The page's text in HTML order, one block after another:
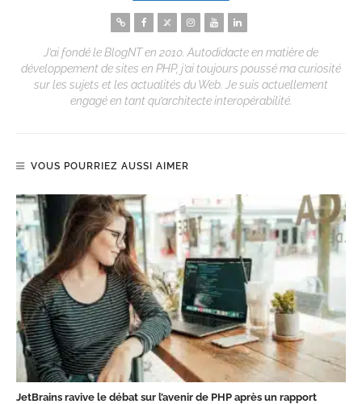
J’ai fondé le BlogNT en 2010. Autodidacte en matière de
développement de sites en PHP, j’ai toujours poussé ma curiosité
sur les sujets et les actualités du Web. Je suis actuellement
engagé en tant qu’architecte interopérabilité.
VOUS POURRIEZ AUSSI AIMER
JetBrains ravive le débat sur l’avenir de PHP après un rapport